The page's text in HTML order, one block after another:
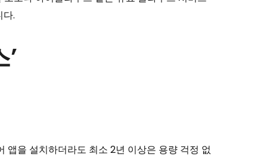
.
앱을 설치하더라도 최소 2년 이상은 용량 걱정 없